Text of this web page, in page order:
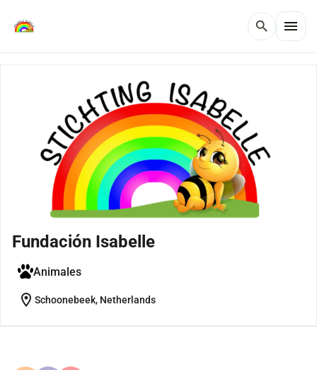
search menu
Fundación Isabelle
Animales
location_on Schoonebeek, Netherlands